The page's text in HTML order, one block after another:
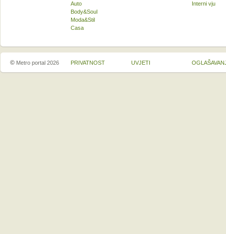
Auto
Body&Soul
Moda&Stil
Casa
Interni vju
© Metro portal 2026 PRIVATNOST UVJETI